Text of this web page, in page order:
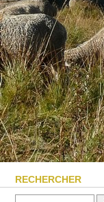
RECHERCHER